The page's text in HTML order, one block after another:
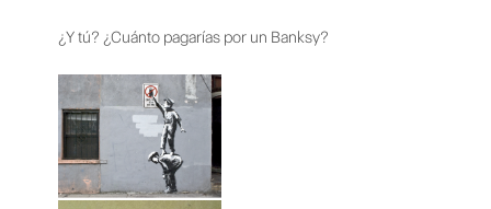
¿Y tú? ¿Cuánto pagarías por un Banksy?